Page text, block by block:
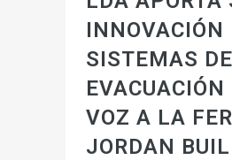
INNOVACIÓN
SISTEMAS DE
EVACUACIÓN
VOZ A LA
JORDAN